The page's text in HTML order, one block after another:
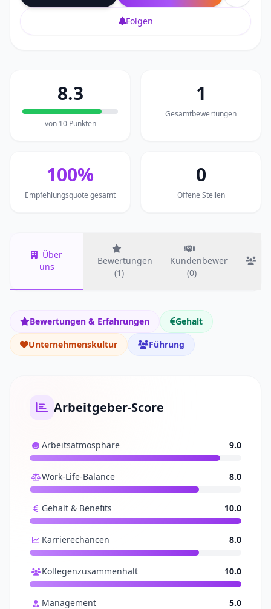
Folgen
8.3
von 10 Punkten
1
Gesamtbewertungen
100%
Empfehlungsquote gesamt
0
Offene Stellen
Über
uns
Bewertungen
(1)
Kundenbewertungen
(0)
Bewertungen & Erfahrungen
Gehalt
Unternehmenskultur
Führung
Arbeitgeber-Score
Arbeitsatmosphäre 9.0
Work-Life-Balance 8.0
Gehalt & Benefits 10.0
Karrierechancen 8.0
Kollegenzusammenhalt 10.0
Management 5.0